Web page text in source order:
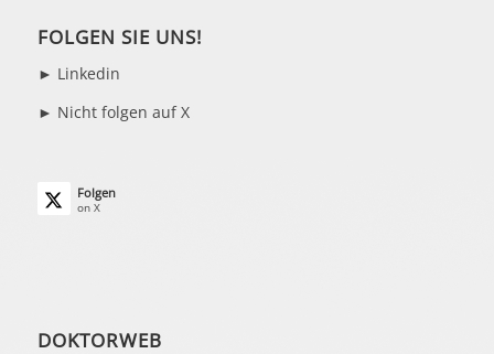
FOLGEN SIE UNS!
► Linkedin
► Nicht folgen auf X
Folgen
on X
DOKTORWEB